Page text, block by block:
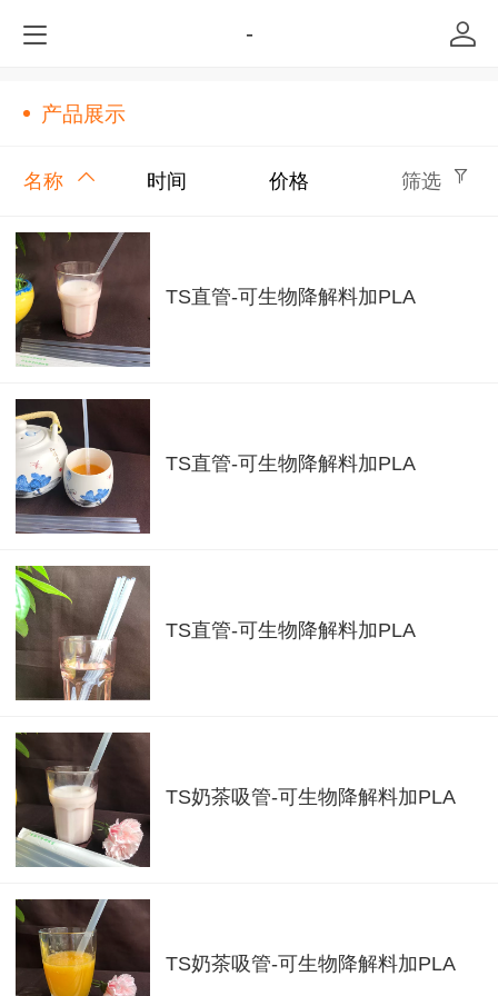
-
产品展示
名称 时间 价格 筛选
TS直管-可生物降解料加PLA
TS直管-可生物降解料加PLA
TS直管-可生物降解料加PLA
TS奶茶吸管-可生物降解料加PLA
TS奶茶吸管-可生物降解料加PLA